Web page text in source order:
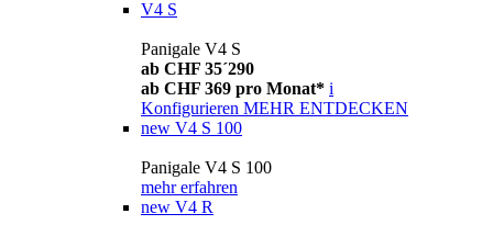
V4 S
Panigale V4 S
ab CHF 35´290
ab CHF 369 pro Monat* i
Konfigurieren MEHR ENTDECKEN
new V4 S 100
Panigale V4 S 100
mehr erfahren
new V4 R